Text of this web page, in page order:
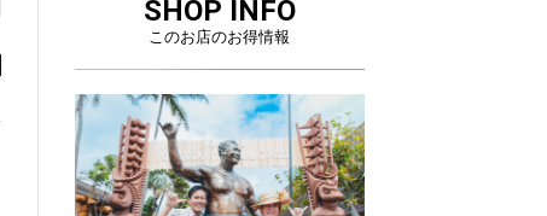
SHOP INFO
このお店のお得情報